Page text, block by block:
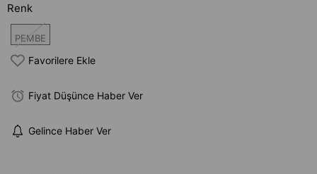
Renk
PEMBE
Favorilere Ekle
Fiyat Düşünce Haber Ver
Gelince Haber Ver